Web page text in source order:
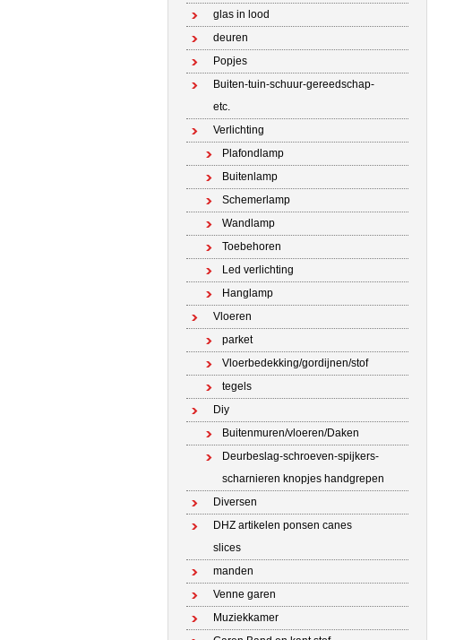
glas in lood
deuren
Popjes
Buiten-tuin-schuur-gereedschap-
etc.
Verlichting
Plafondlamp
Buitenlamp
Schemerlamp
Wandlamp
Toebehoren
Led verlichting
Hanglamp
Vloeren
parket
Vloerbedekking/gordijnen/stof
tegels
Diy
Buitenmuren/vloeren/Daken
Deurbeslag-schroeven-spijkers-
scharnieren knopjes handgrepen
Diversen
DHZ artikelen ponsen canes
slices
manden
Venne garen
Muziekkamer